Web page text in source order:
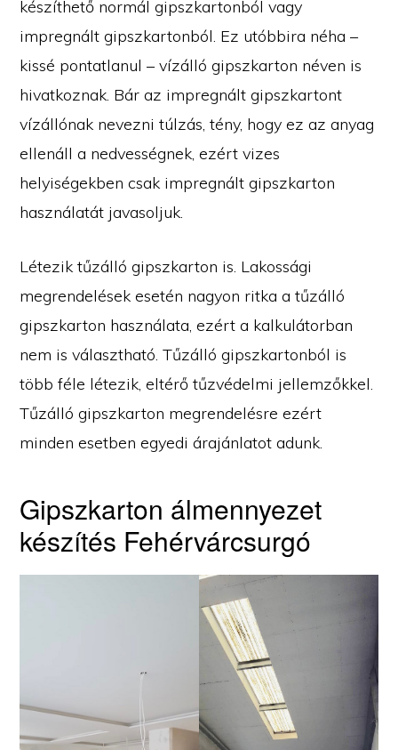
készíthető normál gipszkartonból vagy
impregnált gipszkartonból. Ez utóbbira néha –
kissé pontatlanul – vízálló gipszkarton néven is
hivatkoznak. Bár az impregnált gipszkartont
vízállónak nevezni túlzás, tény, hogy ez az anyag
ellenáll a nedvességnek, ezért vizes
helyiségekben csak impregnált gipszkarton
használatát javasoljuk.
Létezik tűzálló gipszkarton is. Lakossági
megrendelések esetén nagyon ritka a tűzálló
gipszkarton használata, ezért a kalkulátorban
nem is választható. Tűzálló gipszkartonból is
több féle létezik, eltérő tűzvédelmi jellemzőkkel.
Tűzálló gipszkarton megrendelésre ezért
minden esetben egyedi árajánlatot adunk.
Gipszkarton álmennyezet
készítés Fehérvárcsurgó